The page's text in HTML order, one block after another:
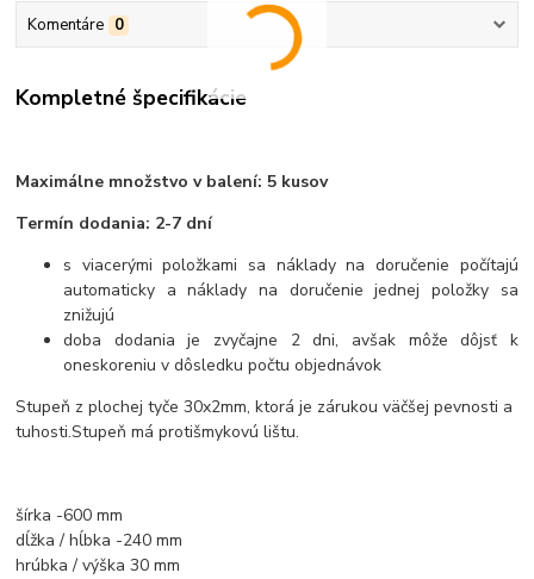
Komentáre 0
Kompletné špecifikácie
Maximálne množstvo v balení: 5 kusov
Termín dodania: 2-7 dní
s viacerými položkami sa náklady na doručenie počítajú
automaticky a náklady na doručenie jednej položky sa
znižujú
doba dodania je zvyčajne 2 dni, avšak môže dôjsť k
oneskoreniu v dôsledku počtu objednávok
Stupeň z plochej tyče 30x2mm, ktorá je zárukou väčšej pevnosti a
tuhosti.Stupeň má protišmykovú lištu.
šírka -600 mm
dĺžka / hĺbka -240 mm
hrúbka / výška 30 mm